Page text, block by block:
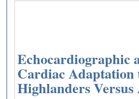
Echocardiographic
Cardiac
Highlanders